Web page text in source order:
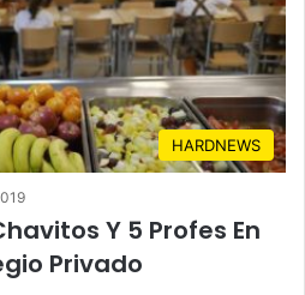
HARDNEWS
Y 5 Profes En
Privado